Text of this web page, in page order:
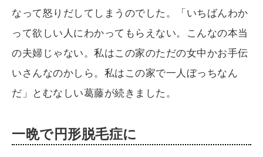
なって怒りだしてしまうのでした。「いちばんわか
って欲しい人にわかってもらえない。こんなの本当
の夫婦じゃない。私はこの家のただの女中かお手伝
いさんなのかしら。私はこの家で一人ぼっちなん
だ」とむなしい葛藤が続きました。
一晩で円形脱毛症に